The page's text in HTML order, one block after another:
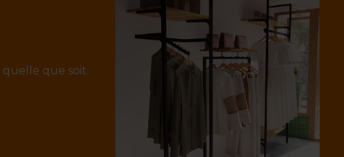
quelle que soit